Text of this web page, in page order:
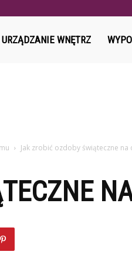
URZĄDZANIE WNĘTRZ
Jak zrobić ozdoby świąteczne na